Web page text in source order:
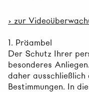
› zur
1. Präambel
Der Schutz Ihrer
besonderes
daher
Bestimmungen. In